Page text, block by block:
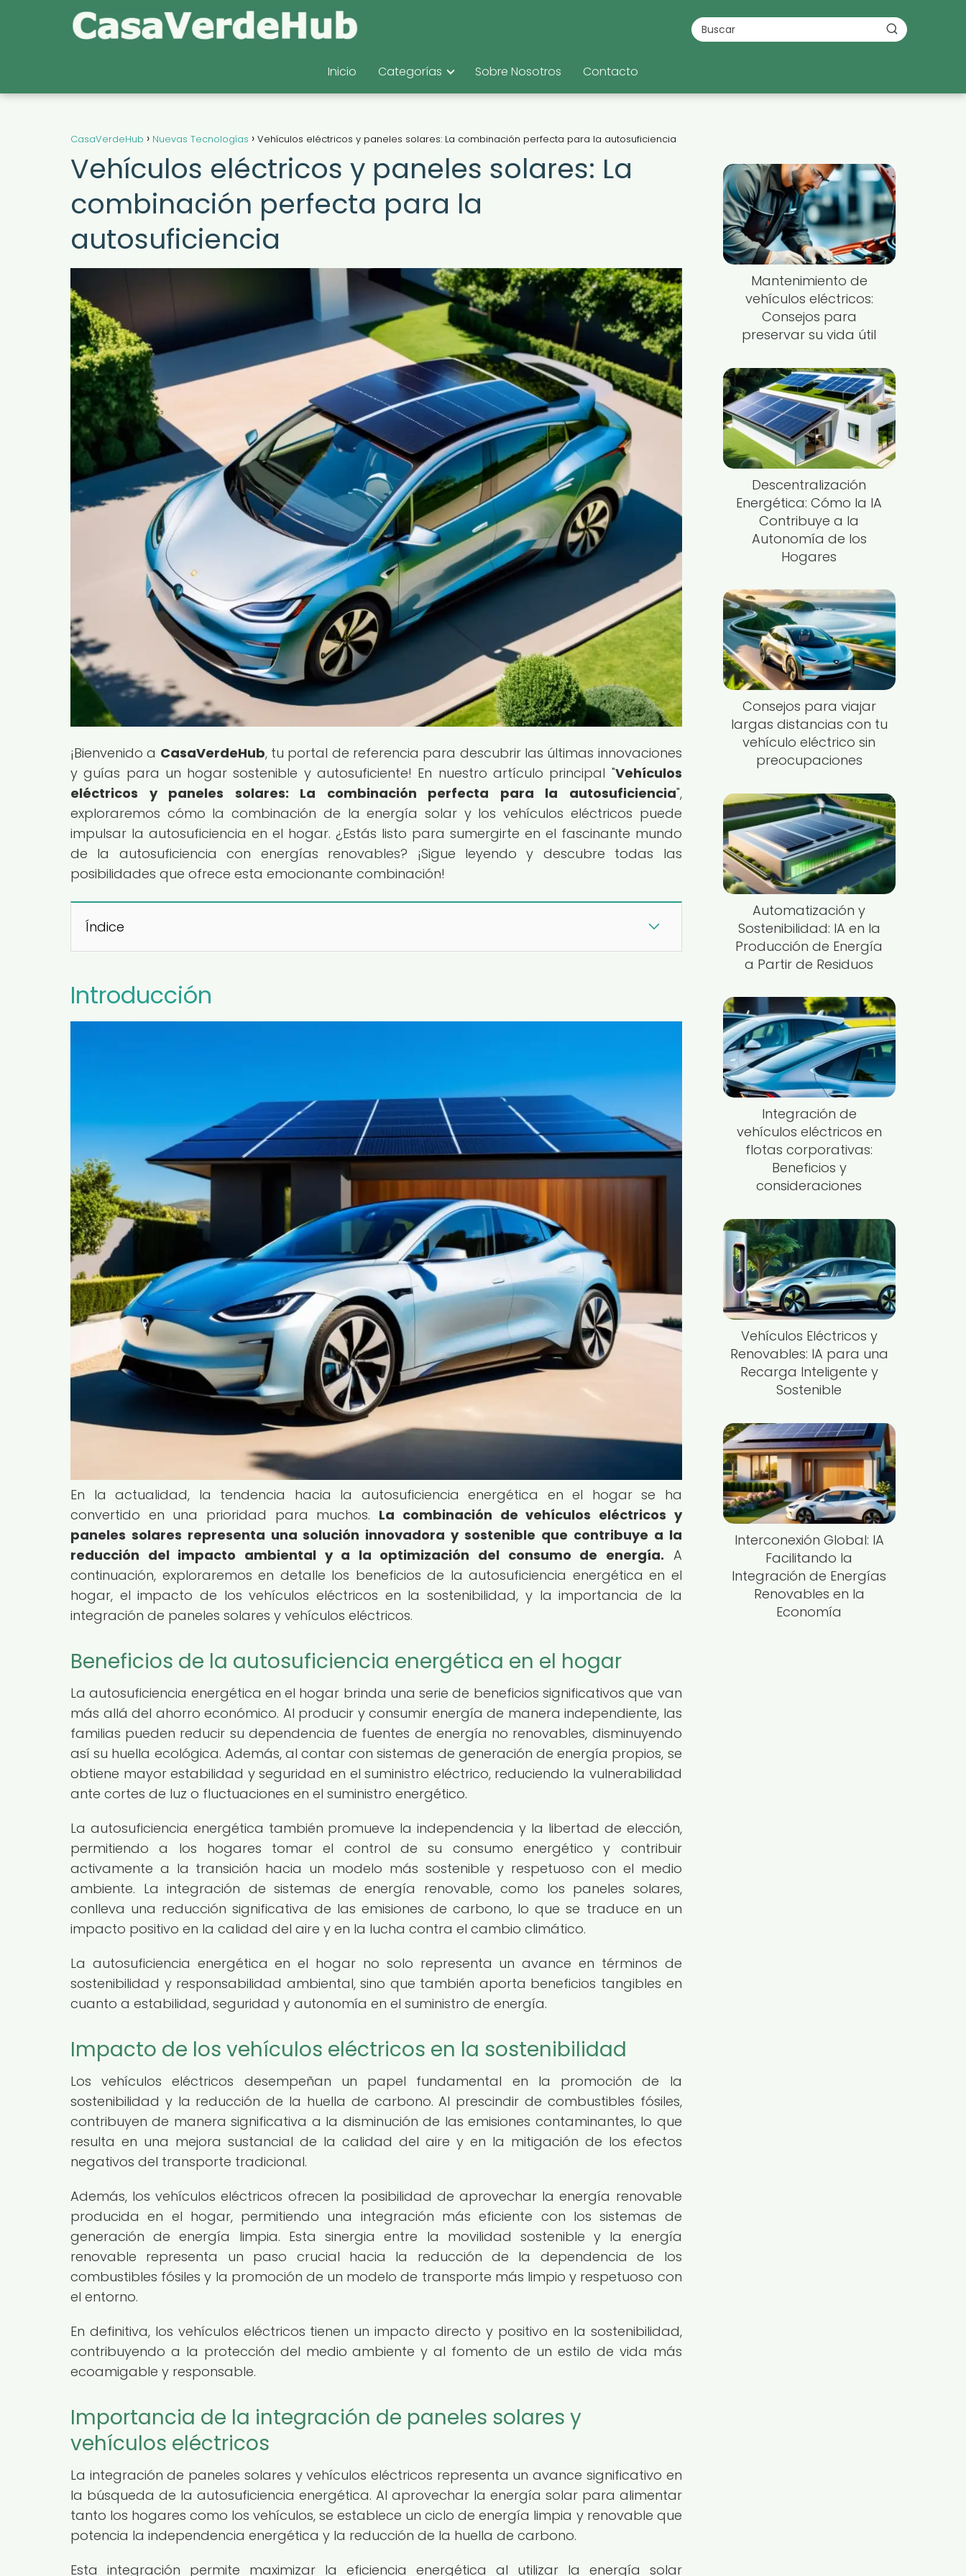
Inicio Categorías Sobre Nosotros Contacto
CasaVerdeHub Nuevas Tecnologías Vehículos eléctricos y paneles solares: La combinación perfecta para la autosuficiencia
Vehículos eléctricos y paneles solares: La
combinación perfecta para la
autosuficiencia
¡Bienvenido a CasaVerdeHub, tu portal de referencia para descubrir las últimas innovaciones
y guías para un hogar sostenible y autosuficiente! En nuestro artículo principal "Vehículos
eléctricos y paneles solares: La combinación perfecta para la autosuficiencia",
exploraremos cómo la combinación de la energía solar y los vehículos eléctricos puede
impulsar la autosuficiencia en el hogar. ¿Estás listo para sumergirte en el fascinante mundo
de la autosuficiencia con energías renovables? ¡Sigue leyendo y descubre todas las
posibilidades que ofrece esta emocionante combinación!
Índice
Introducción
En la actualidad, la tendencia hacia la autosuficiencia energética en el hogar se ha
convertido en una prioridad para muchos. La combinación de vehículos eléctricos y
paneles solares representa una solución innovadora y sostenible que contribuye a la
reducción del impacto ambiental y a la optimización del consumo de energía. A
continuación, exploraremos en detalle los beneficios de la autosuficiencia energética en el
hogar, el impacto de los vehículos eléctricos en la sostenibilidad, y la importancia de la
integración de paneles solares y vehículos eléctricos.
Beneficios de la autosuficiencia energética en el hogar
La autosuficiencia energética en el hogar brinda una serie de beneficios significativos que van
más allá del ahorro económico. Al producir y consumir energía de manera independiente, las
familias pueden reducir su dependencia de fuentes de energía no renovables, disminuyendo
así su huella ecológica. Además, al contar con sistemas de generación de energía propios, se
obtiene mayor estabilidad y seguridad en el suministro eléctrico, reduciendo la vulnerabilidad
ante cortes de luz o fluctuaciones en el suministro energético.
La autosuficiencia energética también promueve la independencia y la libertad de elección,
permitiendo a los hogares tomar el control de su consumo energético y contribuir
activamente a la transición hacia un modelo más sostenible y respetuoso con el medio
ambiente. La integración de sistemas de energía renovable, como los paneles solares,
conlleva una reducción significativa de las emisiones de carbono, lo que se traduce en un
impacto positivo en la calidad del aire y en la lucha contra el cambio climático.
La autosuficiencia energética en el hogar no solo representa un avance en términos de
sostenibilidad y responsabilidad ambiental, sino que también aporta beneficios tangibles en
cuanto a estabilidad, seguridad y autonomía en el suministro de energía.
Impacto de los vehículos eléctricos en la sostenibilidad
Los vehículos eléctricos desempeñan un papel fundamental en la promoción de la
sostenibilidad y la reducción de la huella de carbono. Al prescindir de combustibles fósiles,
contribuyen de manera significativa a la disminución de las emisiones contaminantes, lo que
resulta en una mejora sustancial de la calidad del aire y en la mitigación de los efectos
negativos del transporte tradicional.
Además, los vehículos eléctricos ofrecen la posibilidad de aprovechar la energía renovable
producida en el hogar, permitiendo una integración más eficiente con los sistemas de
generación de energía limpia. Esta sinergia entre la movilidad sostenible y la energía
renovable representa un paso crucial hacia la reducción de la dependencia de los
combustibles fósiles y la promoción de un modelo de transporte más limpio y respetuoso con
el entorno.
En definitiva, los vehículos eléctricos tienen un impacto directo y positivo en la sostenibilidad,
contribuyendo a la protección del medio ambiente y al fomento de un estilo de vida más
ecoamigable y responsable.
Importancia de la integración de paneles solares y
vehículos eléctricos
La integración de paneles solares y vehículos eléctricos representa un avance significativo en
la búsqueda de la autosuficiencia energética. Al aprovechar la energía solar para alimentar
tanto los hogares como los vehículos, se establece un ciclo de energía limpia y renovable que
potencia la independencia energética y la reducción de la huella de carbono.
Esta integración permite maximizar la eficiencia energética al utilizar la energía solar
Mantenimiento de
vehículos eléctricos:
Consejos para
preservar su vida útil
Descentralización
Energética: Cómo la IA
Contribuye a la
Autonomía de los
Hogares
Consejos para viajar
largas distancias con tu
vehículo eléctrico sin
preocupaciones
Automatización y
Sostenibilidad: IA en la
Producción de Energía
a Partir de Residuos
Integración de
vehículos eléctricos en
flotas corporativas:
Beneficios y
consideraciones
Vehículos Eléctricos y
Renovables: IA para una
Recarga Inteligente y
Sostenible
Interconexión Global: IA
Facilitando la
Integración de Energías
Renovables en la
Economía